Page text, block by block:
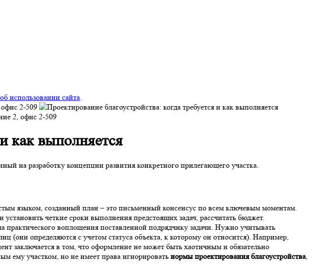
использовании сайта.
2-509
2, офис 2-509
как выполняется
на разработку концепции развития конкретного прилегающего участка.
языком, созданный план – это письменный консенсус по всем ключевым моментам.
четкие сроки выполнения предстоящих задач, рассчитать бюджет.
воплощения поставленной подрядчику задачи. Нужно учитывать
(они определяются с учетом статуса объекта, к которому он относится). Например,
заключается в том, что оформление не может быть хаотичным и обязательно
ему участком, но не имеет права игнорировать нормы проектирования благоустройства,